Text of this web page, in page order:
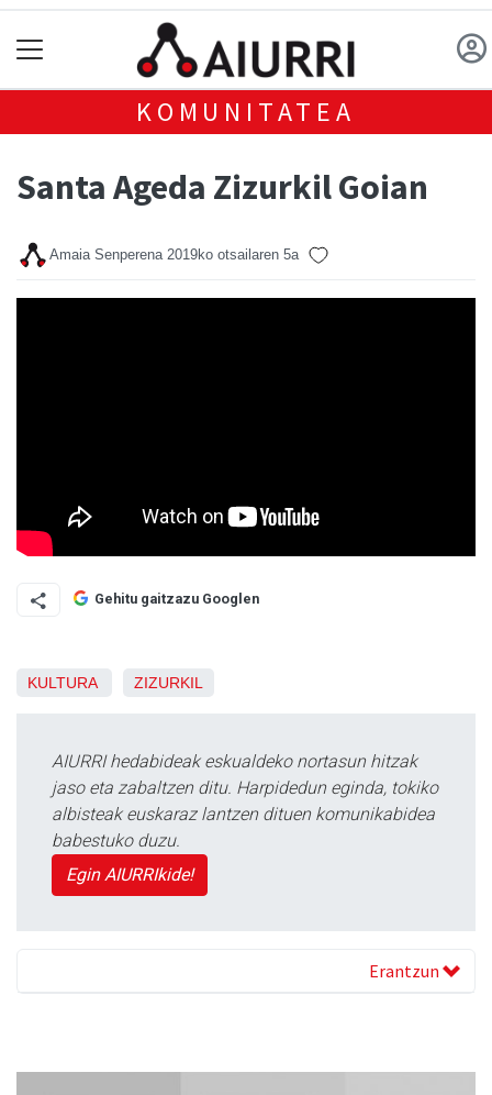
KOMUNITATEA
Santa Ageda Zizurkil Goian
Amaia Senperena 2019ko otsailaren 5a
Gehitu gaitzazu Googlen
KULTURA ZIZURKIL
AIURRI hedabideak eskualdeko nortasun hitzak
jaso eta zabaltzen ditu. Harpidedun eginda, tokiko
albisteak euskaraz lantzen dituen komunikabidea
babestuko duzu.
Egin AIURRIkide!
Erantzun